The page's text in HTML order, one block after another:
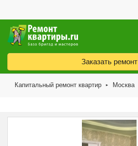
Заказать ремонт
Капитальный ремонт квартир ► Москва